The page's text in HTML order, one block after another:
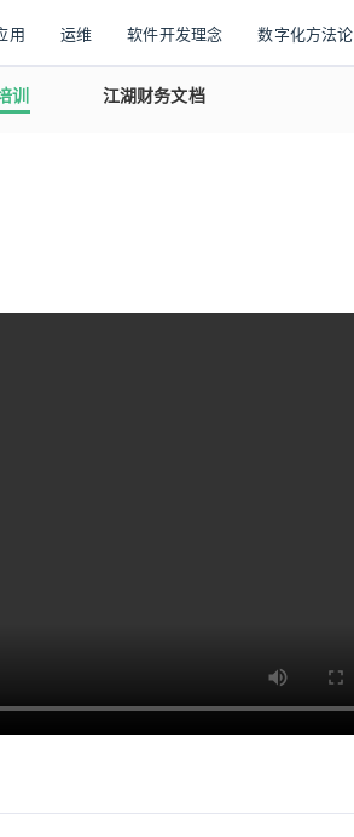
用 运维 软件开发理念 数字化方法论
训 江湖财务文档